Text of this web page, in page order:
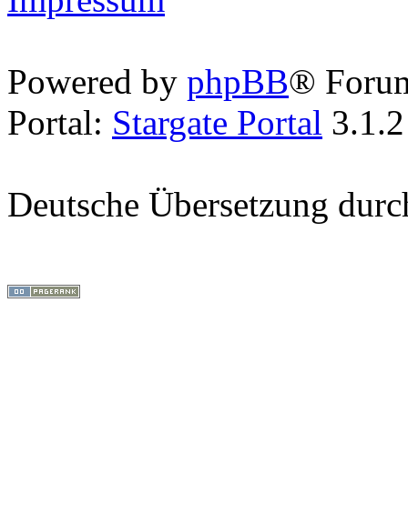
Powered by phpBB®
Portal: Stargate Portal
Deutsche Übersetzung